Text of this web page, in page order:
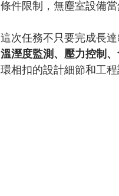
條件限制，無塵室設備當
這次任務不只要完成長
溫溼度監測、壓力控制
環相扣的設計細節和工